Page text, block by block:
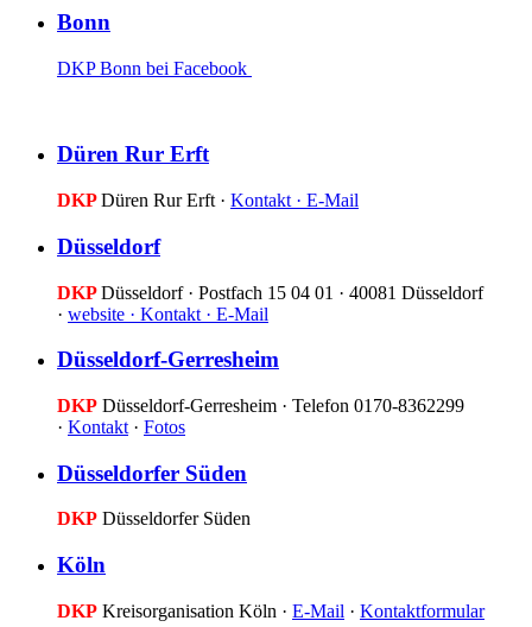
Bonn
DKP Bonn bei Facebook
Düren Rur Erft
DKPDüren Rur Erft · Kontakt · E-Mail
Düsseldorf
DKPDüsseldorf · Postfach 15 04 01 · 40081 Düsseldorf
· website · Kontakt · E-Mail
Düsseldorf-Gerresheim
DKP Düsseldorf-Gerresheim · Telefon 0170-8362299
· Kontakt · Fotos
Düsseldorfer Süden
DKP Düsseldorfer Süden
Köln
DKP Kreisorganisation Köln · E-Mail · Kontaktformular